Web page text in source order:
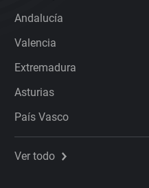
Andalucía
Valencia
Extremadura
Asturias
País Vasco
Ver todo